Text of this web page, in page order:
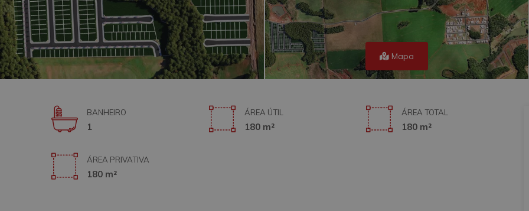
Mapa
BANHEIRO
1
ÁREA ÚTIL
180 m²
ÁREA TOTAL
180 m²
ÁREA PRIVATIVA
180 m²